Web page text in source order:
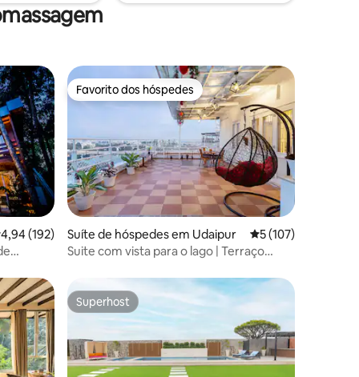
média de 4,94 em 5 estrelas, 192avaliações
4,94 (192)
Favorito dos hóspedes
Favorito dos hóspedes
Suíte de hóspedes em Udaipur Classificação
5 (107)
Suite com vista para o lago | Terraço
Superhost
Superhost